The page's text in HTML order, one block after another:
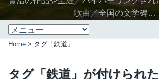
歌曲／全国の文学碑…
Home > タグ「鉄道」
タグ「鉄道」が付けられ